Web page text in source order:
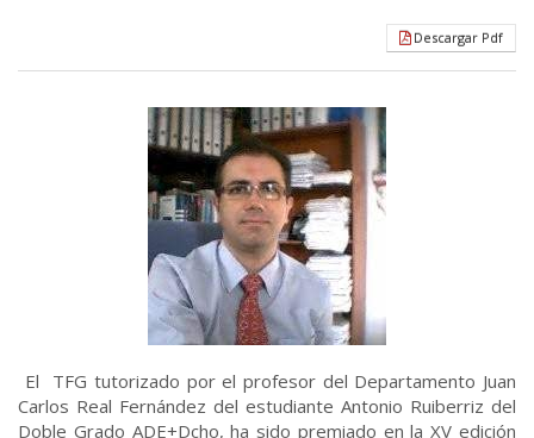
Descargar Pdf
El TFG tutorizado por el profesor del Departamento Juan
Carlos Real Fernández del estudiante Antonio Ruiberriz del
Doble Grado ADE+Dcho, ha sido premiado en la XV edición